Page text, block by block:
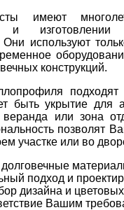
имеют
и
используют
конструкций.
подходят
быть укрытие для
или зона
позволят
участке или во
подход и
дизайна и
Вашим